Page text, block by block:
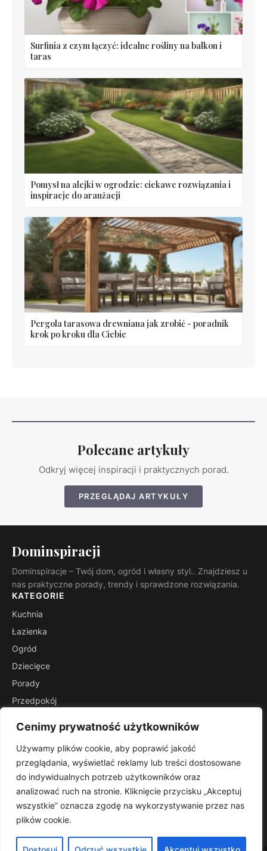
Cenimy prywatność użytkowników
Używamy plików cookie, aby poprawić jakość
przeglądania, wyświetlać reklamy lub treści dostosowane
do indywidualnych potrzeb użytkowników oraz
analizować ruch na stronie. Kliknięcie przycisku „Akceptuj
wszystkie” oznacza zgodę na wykorzystywanie przez nas
plików cookie.
Surfinia z czym łączyć: idealne rośliny na balkon i
taras
Pomysł na alejki w ogrodzie: ciekawe rozwiązania i
inspiracje do aranżacji
Pergola tarasowa drewniana jak zrobić - poradnik
krok po kroku dla Ciebie
Polecane artykuły
Odkryj więcej inspiracji i praktycznych porad.
PRZEGLĄDAJ ARTYKUŁY
Dominspiracji
Dominspiracje – Twój dom, ogród i własny styl.. Znajdziesz u
nas praktyczne porady, trendy i sprawdzone rozwiązania.
KATEGORIE
Kuchnia
Łazienka
Ogród
Dziecięce
Porady
Przedpokój
INFORMACJE
Kontakt
Mapa witryny
Polityka prywatności
RSS